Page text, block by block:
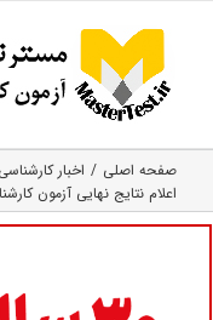
content
صفحه اصلی
اخبار
اعلام نتایج نهایی آزمون کارشناسی ارشد